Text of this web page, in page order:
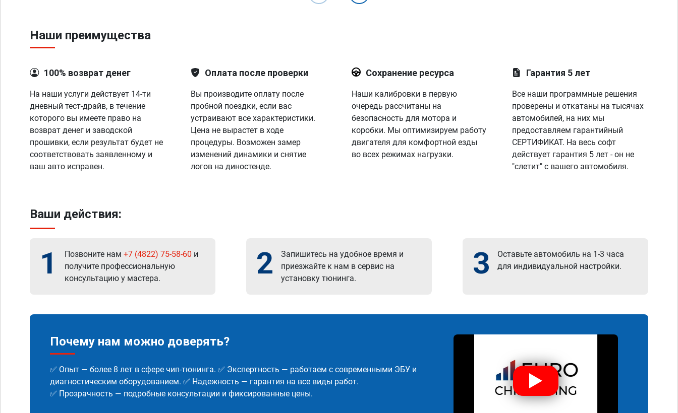
Наши преимущества
100% возврат денег
На наши услуги действует 14-ти
дневный тест-драйв, в течение
которого вы имеете право на
возврат денег и заводской
прошивки, если результат будет не
соответствовать заявленному и
ваш авто исправен.
Оплата после проверки
Вы производите оплату после
пробной поездки, если вас
устраивают все характеристики.
Цена не вырастет в ходе
процедуры. Возможен замер
изменений динамики и снятие
логов на диностенде.
Сохранение ресурса
Наши калибровки в первую
очередь рассчитаны на
безопасность для мотора и
коробки. Мы оптимизируем работу
двигателя для комфортной езды
во всех режимах нагрузки.
Гарантия 5 лет
Все наши программные решения
проверены и откатаны на тысячах
автомобилей, на них мы
предоставляем гарантийный
СЕРТИФИКАТ. На весь софт
действует гарантия 5 лет - он не
"слетит" с вашего автомобиля.
Ваши действия:
1 Позвоните нам +7 (4822) 75-58-60 и
получите профессиональную
консультацию у мастера.
2
Запишитесь на удобное время и
приезжайте к нам в сервис на
установку тюнинга.
3
Оставьте автомобиль на 1-3 часа
для индивидуальной настройки.
Почему нам можно доверять?
✅ Опыт — более 8 лет в сфере чип-тюнинга. ✅ Экспертность — работаем с современными ЭБУ и
диагностическим оборудованием. ✅ Надежность — гарантия на все виды работ.
✅ Прозрачность — подробные консультации и фиксированные цены.